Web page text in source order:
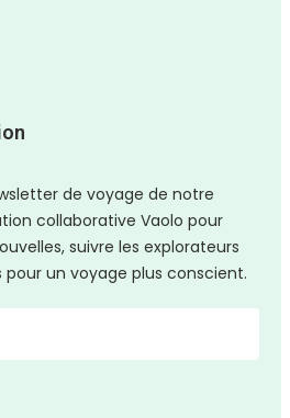
de voyage de notre
collaborative Vaolo pour
suivre les explorateurs
un voyage plus conscient.